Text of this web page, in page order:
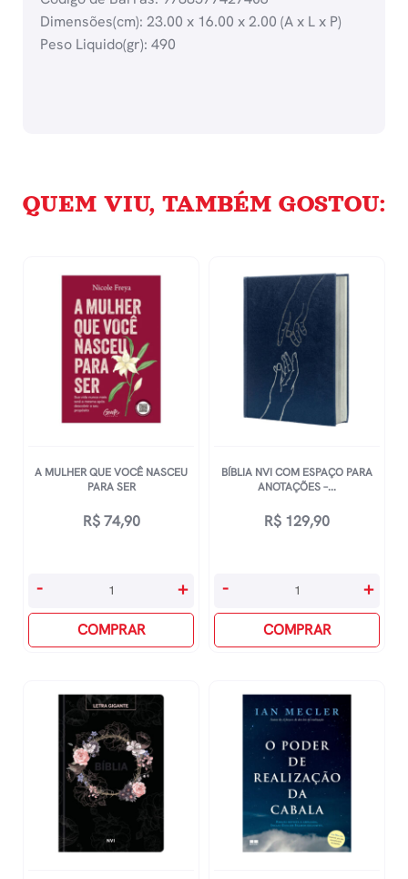
Dimensões(cm): 23.00 x 16.00 x 2.00 (A x L x P)
Peso Liquido(gr): 490
QUEM VIU, TAMBÉM GOSTOU:
A MULHER QUE VOCÊ NASCEU
PARA SER
R$74,90
Você
Para
quantidade
- +
COMPRAR
BÍBLIA NVI COM ESPAÇO PARA
ANOTAÇÕES –...
R$ 129,90
Bíblia
Espaço
Anotações
- +
COMPRAR